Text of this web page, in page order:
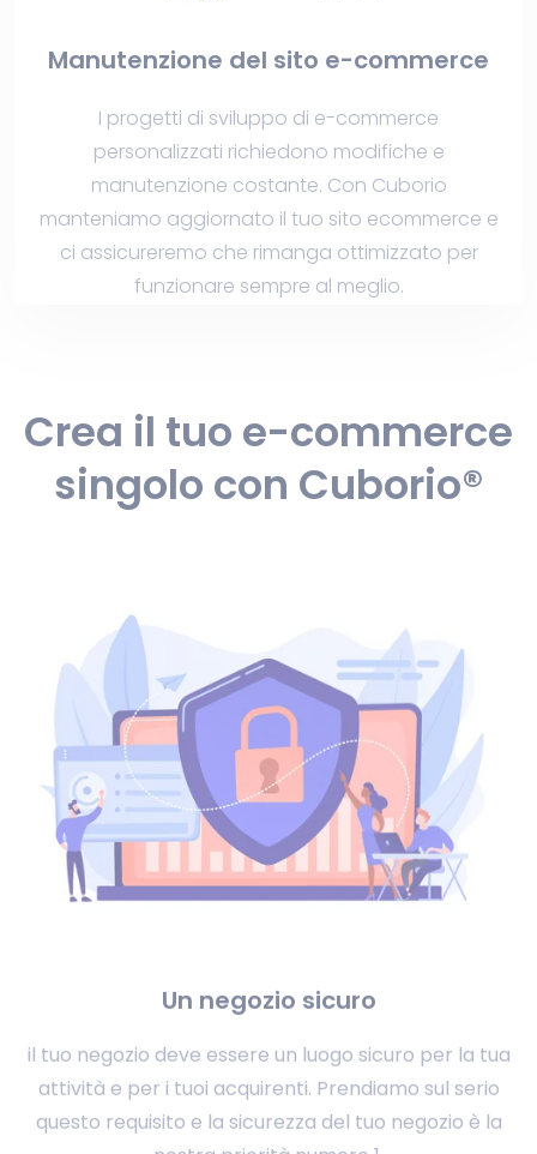
Manutenzione del sito e-commerce
I progetti di sviluppo di e-commerce
personalizzati richiedono modifiche e
manutenzione costante. Con Cuborio
manteniamo aggiornato il tuo sito ecommerce e
ci assicureremo che rimanga ottimizzato per
funzionare sempre al meglio.
Crea il tuo e-commerce
singolo con Cuborio®
Un negozio sicuro
il tuo negozio deve essere un luogo sicuro per la tua
attività e per i tuoi acquirenti. Prendiamo sul serio
questo requisito e la sicurezza del tuo negozio è la